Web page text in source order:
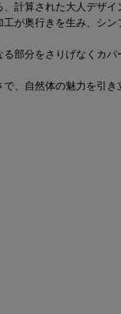
計算された大人デザイ
が奥行きを生み、シン
部分をさりげなくカバ
、自然体の魅力を引き